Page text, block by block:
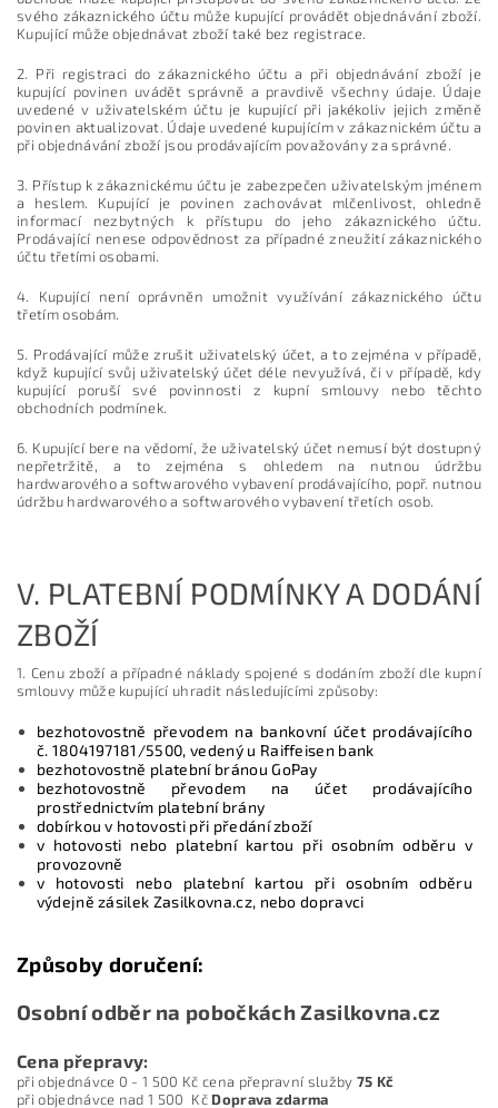
svého zákaznického účtu může kupující provádět objednávání zboží.
Kupující může objednávat zboží také bez registrace.
2. Při registraci do zákaznického účtu a při objednávání zboží je
kupující povinen uvádět správně a pravdivě všechny údaje. Údaje
uvedené v uživatelském účtu je kupující při jakékoliv jejich změně
povinen aktualizovat. Údaje uvedené kupujícím v zákaznickém účtu a
při objednávání zboží jsou prodávajícím považovány za správné.
3. Přístup k zákaznickému účtu je zabezpečen uživatelským jménem
a heslem. Kupující je povinen zachovávat mlčenlivost, ohledně
informací nezbytných k přístupu do jeho zákaznického účtu.
Prodávající nenese odpovědnost za případné zneužití zákaznického
účtu třetími osobami.
4. Kupující není oprávněn umožnit využívání zákaznického účtu
třetím osobám.
5. Prodávající může zrušit uživatelský účet, a to zejména v případě,
když kupující svůj uživatelský účet déle nevyužívá, či v případě, kdy
kupující poruší své povinnosti z kupní smlouvy nebo těchto
obchodních podmínek.
6. Kupující bere na vědomí, že uživatelský účet nemusí být dostupný
nepřetržitě, a to zejména s ohledem na nutnou údržbu
hardwarového a softwarového vybavení prodávajícího, popř. nutnou
údržbu hardwarového a softwarového vybavení třetích osob.
V. PLATEBNÍ PODMÍNKY A DODÁNÍ
ZBOŽÍ
1. Cenu zboží a případné náklady spojené s dodáním zboží dle kupní
smlouvy může kupující uhradit následujícími způsoby:
bezhotovostně převodem na bankovní účet prodávajícího
č. 1804197181/5500, vedený u Raiffeisen bank
bezhotovostně platební bránou GoPay
bezhotovostně převodem na účet prodávajícího
prostřednictvím platební brány
dobírkou v hotovosti při předání zboží
v hotovosti nebo platební kartou při osobním odběru v
provozovně
v hotovosti nebo platební kartou při osobním odběru
výdejně zásilek Zasilkovna.cz, nebo dopravci
Způsoby doručení:
Osobní odběr na pobočkách Zasilkovna.cz
Cena přepravy:
při objednávce 0 - 1 500 Kč cena přepravní služby 75 Kč
při objednávce nad 1 500 Kč Doprava zdarma